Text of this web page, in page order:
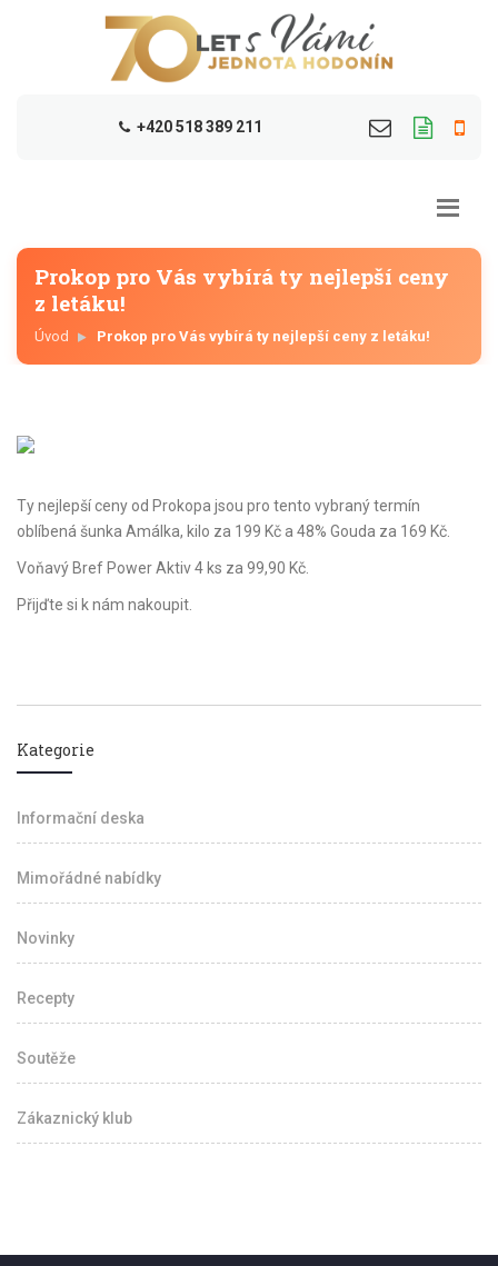
+420 518 389 211
Prokop pro Vás vybírá ty nejlepší ceny
z letáku!
Úvod Prokop pro Vás vybírá ty nejlepší ceny z letáku!
Ty nejlepší ceny od Prokopa jsou pro tento vybraný termín
oblíbená šunka Amálka, kilo za 199 Kč a 48% Gouda za 169 Kč.
Voňavý Bref Power Aktiv 4 ks za 99,90 Kč.
Přijďte si k nám nakoupit.
Kategorie
Informační deska
Mimořádné nabídky
Novinky
Recepty
Soutěže
Zákaznický klub